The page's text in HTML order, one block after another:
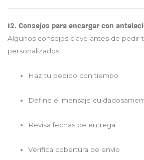
12. Consejos para encargar con
Algunos consejos clave antes de pedir
personalizados:
Haz tu pedido con tiempo
Define el mensaje
Revisa fechas de entrega
Verifica cobertura de envío